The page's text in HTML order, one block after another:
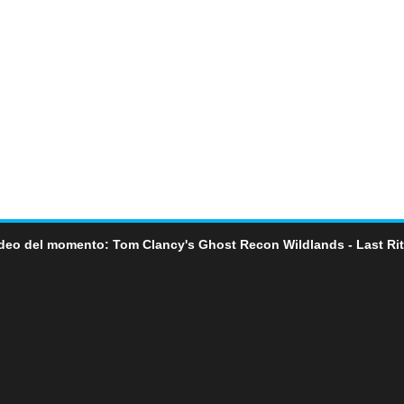
del momento: Tom Clancy's Ghost Recon Wildlands - Last